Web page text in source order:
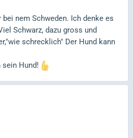
bei nem Schweden. Ich denke es
Schwarz, dazu gross und
schrecklich" Der Hund kann
Hund!